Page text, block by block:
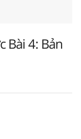
Bài 4: Bản